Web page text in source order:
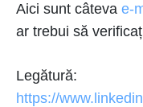
Aici sunt câteva e-
ar trebui să
Legătură:
https://